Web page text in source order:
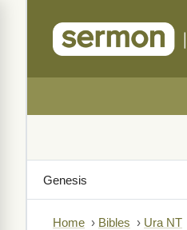
Home › Bibles › Ura NT